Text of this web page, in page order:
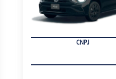
PRODUTOR RURAL